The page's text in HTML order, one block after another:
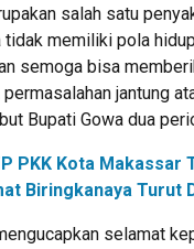
salah satu
tidak memiliki pola
semoga bisa
jantung
Bupati Gowa dua
PKK Kota Makassar
Biringkanaya Turut
selamat